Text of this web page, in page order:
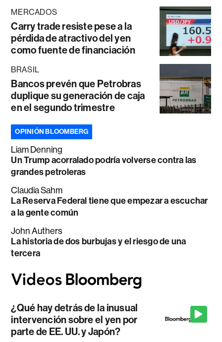
MERCADOS
Carry trade resiste pese a la
pérdida de atractivo del yen
como fuente de financiación
BRASIL
Bancos prevén que Petrobras
duplique su generación de caja
en el segundo trimestre
OPINIÓN BLOOMBERG
Liam Denning
Un Trump acorralado podría volverse contra las
grandes petroleras
Claudia Sahm
La Reserva Federal tiene que empezar a escuchar
a la gente común
John Authers
La historia de dos burbujas y el riesgo de una
tercera
¿Qué hay detrás de la inusual
intervención sobre el yen por
parte de EE. UU. y Japón?